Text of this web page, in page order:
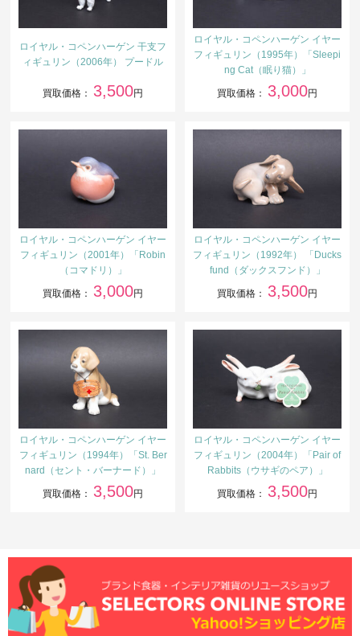
ロイヤル・コペンハーゲン 干支フ
ィギュリン（2006年） プードル
買取価格： 3,500円
ロイヤル・コペンハーゲン イヤー
フィギュリン（1995年）「Sleepi
ng Cat（眠り猫）」
買取価格： 3,000円
ロイヤル・コペンハーゲン イヤー
フィギュリン（2001年）「Robin
（コマドリ）」
買取価格： 3,000円
ロイヤル・コペンハーゲン イヤー
フィギュリン（1992年） 「Ducks
fund（ダックスフンド）」
買取価格： 3,500円
ロイヤル・コペンハーゲン イヤー
フィギュリン（1994年）「St. Ber
nard（セント・バーナード）」
買取価格： 3,500円
ロイヤル・コペンハーゲン イヤー
フィギュリン（2004年）「Pair of
Rabbits（ウサギのペア）」
買取価格： 3,500円